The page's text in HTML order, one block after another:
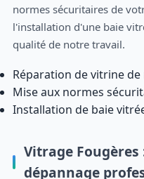
normes sécuritaires de
l'installation d'une baie
qualité de notre travail.
Réparation de vitrine de
Mise aux normes
Installation de baie
Vitrage Fougères
dépannage